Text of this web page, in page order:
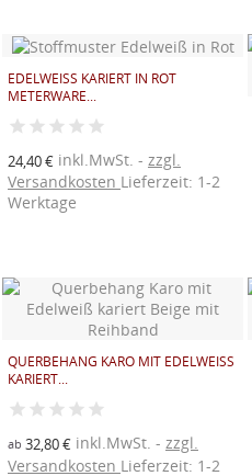
EDELWEISS KARIERT IN ROT M
ETERWARE...
24,40 € inkl.MwSt.
zzgl.
Versandkosten Lieferzeit: 1-2
Werktage
QUERBEHANG KARO MIT EDELWEISS K
ARIERT...
ab 32,80 € inkl.MwSt.
zzgl.
Versandkosten Lieferzeit: 1-2